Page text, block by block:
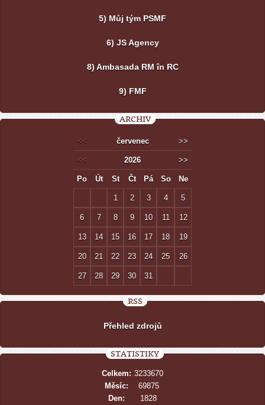
5) Můj tým PSMF
6) JS Agency
8) Ambasada RM în RC
9) FMF
ARCHIV
<< červenec >>
<< 2026 >>
Po Út St Čt Pá So Ne
1 2 3 4 5
6 7 8 9 10 11 12
13 14 15 16 17 18 19
20 21 22 23 24 25 26
27 28 29 30 31
RSS
Přehled zdrojů
STATISTIKY
Celkem: 3233670
Měsíc:
69875
Den:
1828